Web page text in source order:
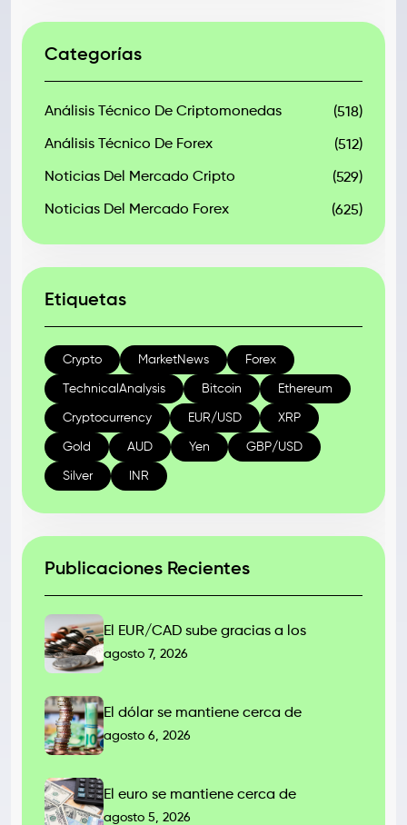
Categorías
Análisis Técnico De Criptomonedas (518)
Análisis Técnico De Forex (512)
Noticias Del Mercado Cripto (529)
Noticias Del Mercado Forex (625)
Etiquetas
Crypto MarketNews Forex
TechnicalAnalysis Bitcoin Ethereum
Cryptocurrency EUR/USD XRP
Gold AUD Yen GBP/USD
Silver INR
Publicaciones Recientes
El EUR/CAD sube gracias a los
agosto 7, 2026
El dólar se mantiene cerca de
agosto 6, 2026
El euro se mantiene cerca de
agosto 5, 2026